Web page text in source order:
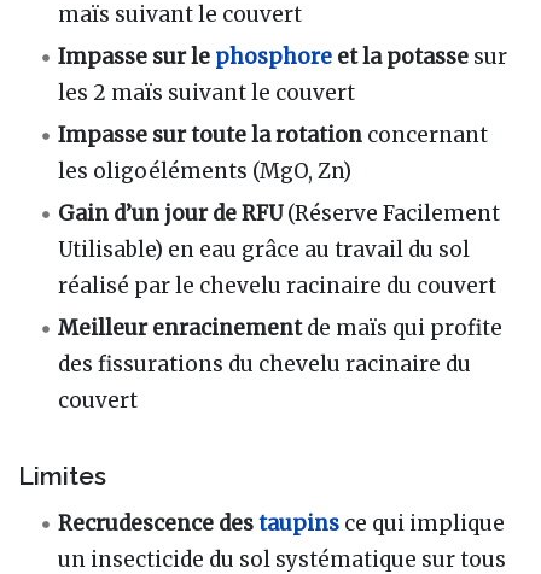
maïs suivant le couvert
Impasse sur le phosphore et la potasse sur
les 2 maïs suivant le couvert
Impasse sur toute la rotation concernant
les oligoéléments (MgO, Zn)
Gain d’un jour de RFU(Réserve Facilement
Utilisable) en eau grâce au travail du sol
réalisé par le chevelu racinaire du couvert
Meilleur enracinementde maïs qui profite
des fissurations du chevelu racinaire du
couvert
Limites
Recrudescence destaupins ce qui implique
un insecticide du sol systématique sur tous